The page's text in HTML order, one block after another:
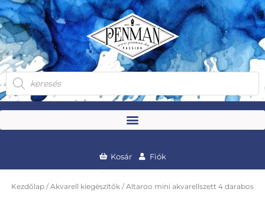
Skip
to
content
Products
search
Kosár Fiók
Kezdőlap /Akvarell kiegészítők / Altaroo mini akvarellszett 4 darabos